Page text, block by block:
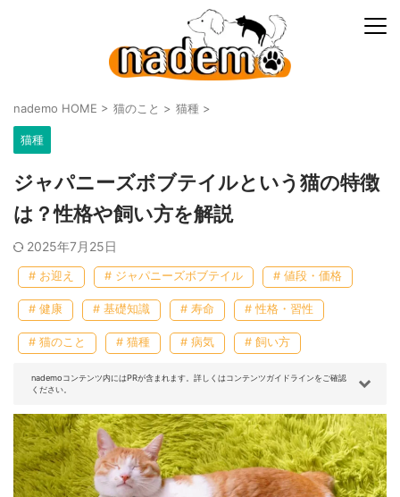
nademo HOME > 猫のこと > 猫種 >
猫種
ジャパニーズボブテイルという猫の特徴
は？性格や飼い方を解説
2025年7月25日
# お迎え # ジャパニーズボブテイル # 値段・価格
# 健康 # 基礎知識 # 寿命 # 性格・習性
# 猫のこと # 猫種 # 病気 # 飼い方
nademoコンテンツ内にはPRが含まれます。詳しくはコンテンツガイドラインをご確認
ください。